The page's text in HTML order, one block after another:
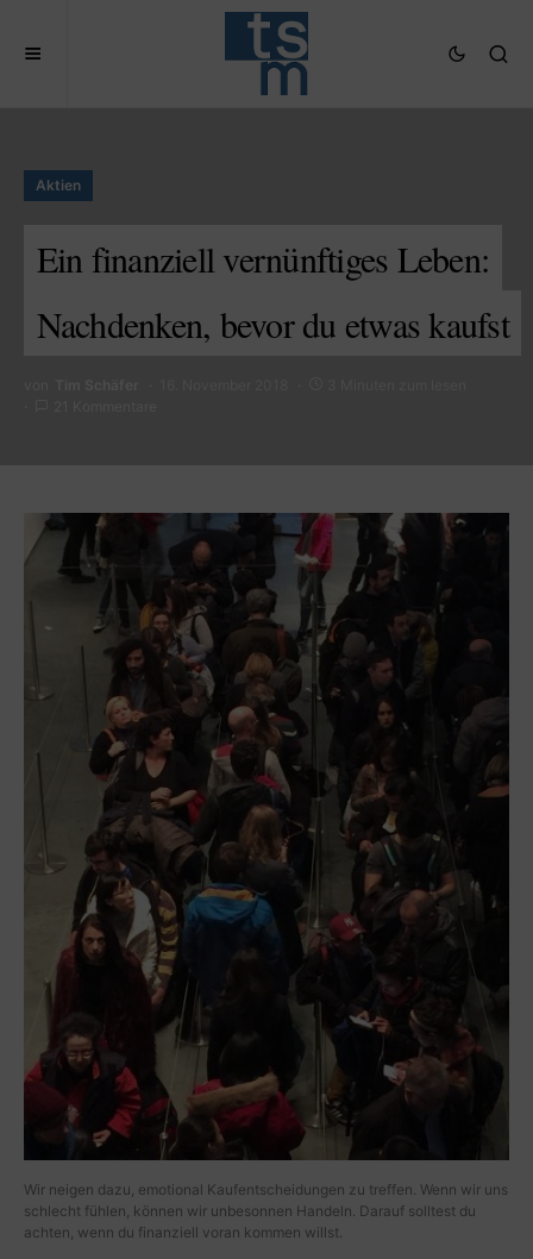
Aktien
Ein finanziell vernünftiges Leben:
Nachdenken, bevor du etwas kaufst
Wir neigen dazu, emotional Kaufentscheidungen zu treffen. Wenn wir uns
schlecht fühlen, können wir unbesonnen Handeln. Darauf solltest du
achten, wenn du finanziell voran kommen willst.